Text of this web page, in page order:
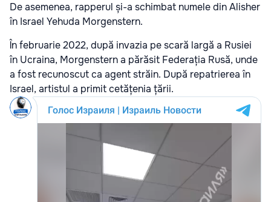
De asemenea, rapperul și-a schimbat numele din Alisher
în Israel Yehuda Morgenstern.
În februarie 2022, după invazia pe scară largă a Rusiei
în Ucraina, Morgenstern a părăsit Federația Rusă, unde
a fost recunoscut ca agent străin. După repatrierea în
Israel, artistul a primit cetățenia țării.